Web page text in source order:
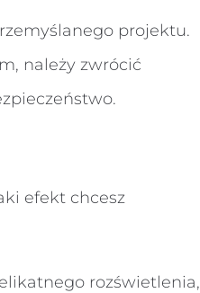
projektu.
należy zwrócić
efekt chcesz
rozświetlenia,